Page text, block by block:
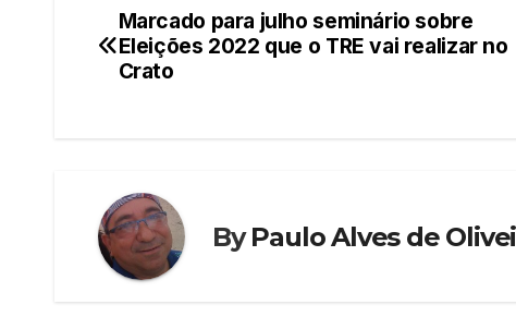
e
b
o
er
s
A
e
st
e
dI
Navegação
de
Marcado para julho seminário sobre
Eleições 2022 que o TRE vai realizar no
Crato
ByPaulo Alves de